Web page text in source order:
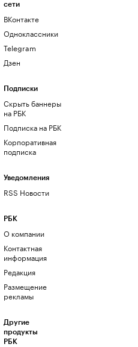
сети
ВКонтакте
Одноклассники
Telegram
Дзен
Подписки
Скрыть баннеры
на РБК
Подписка на РБК
Корпоративная
подписка
Уведомления
RSS Новости
РБК
О компании
Контактная
информация
Редакция
Размещение
рекламы
Другие
продукты
РБК